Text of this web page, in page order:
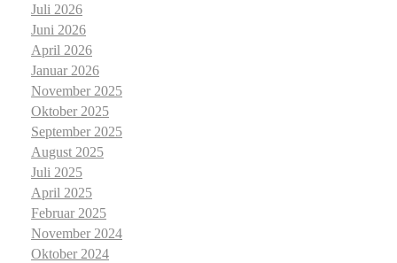
Juli 2026
Juni 2026
April 2026
Januar 2026
November 2025
Oktober 2025
September 2025
August 2025
Juli 2025
April 2025
Februar 2025
November 2024
Oktober 2024